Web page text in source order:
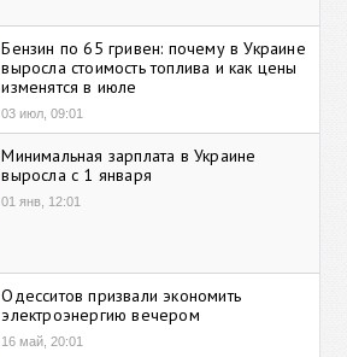
Бензин по 65 гривен: почему в Украине
выросла стоимость топлива и как цены
изменятся в июле
03 июл, 09:01
Минимальная зарплата в Украине
выросла с 1 января
01 янв, 12:01
Одесситов призвали экономить
электроэнергию вечером
16 май, 20:01